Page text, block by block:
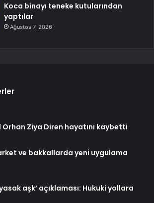
Koca binayı teneke kutularından
yaptılar
Ağustos 7, 2026
Orhan Ziya Diren hayatını kaybetti
ve bakkallarda yeni uygulama
aşk’ açıklaması: Hukuki yollara